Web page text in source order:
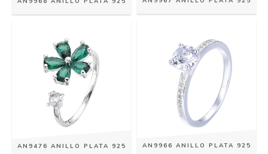
AN9476 ANILLO PLATA 925 AN9966 ANILLO PLATA 925